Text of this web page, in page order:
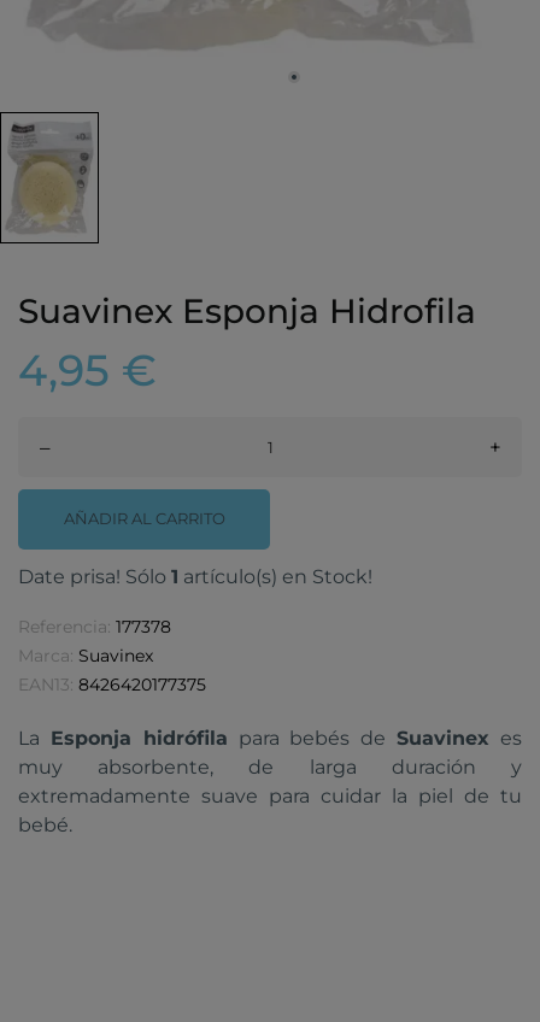
Suavinex Esponja Hidrofila
4,95 €
– +
AÑADIR AL CARRITO
Date prisa! Sólo 1 artículo(s) en Stock!
Referencia: 177378
Marca: Suavinex
EAN13: 8426420177375
La Esponja hidrófila para bebés deSuavinex es
muy absorbente, de larga duración y
extremadamente suave para cuidar la piel de tu
bebé.